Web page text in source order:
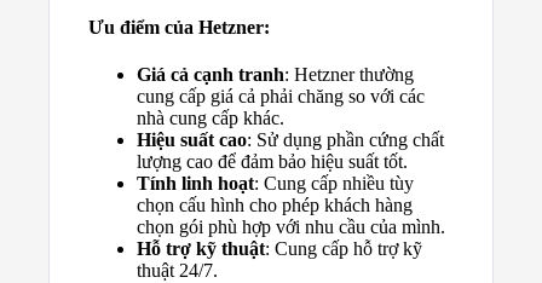
Ưu điểm của Hetzner:
Giá cả cạnh tranh: Hetzner thường
cung cấp giá cả phải chăng so với các
nhà cung cấp khác.
Hiệu suất cao: Sử dụng phần cứng chất
lượng cao để đảm bảo hiệu suất tốt.
Tính linh hoạt: Cung cấp nhiều tùy
chọn cấu hình cho phép khách hàng
chọn gói phù hợp với nhu cầu của mình.
Hỗ trợ kỹ thuật: Cung cấp hỗ trợ kỹ
thuật 24/7.